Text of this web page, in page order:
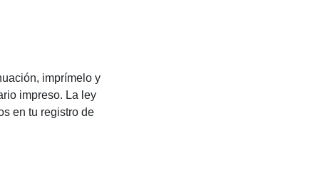
imprímelo y
impreso. La ley
en tu registro de